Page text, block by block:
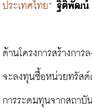
ประเทศไทย” ฐิติพัฒน์
ด้านโครงการสร้างการ
จะลงทุนซื้อหน่วยทรัส
การระดมทุนจากสถาบั